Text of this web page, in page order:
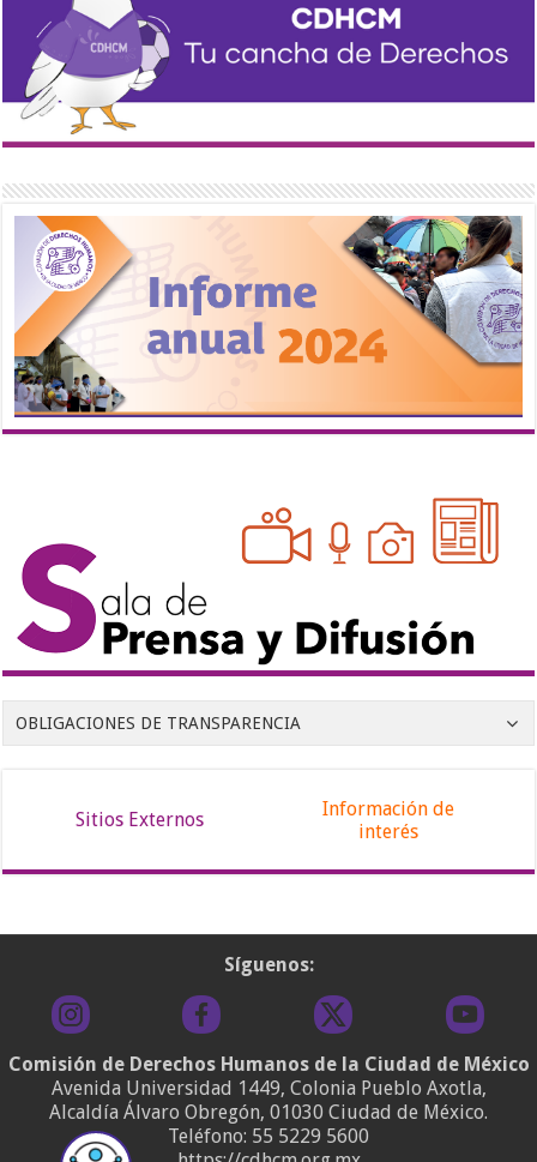
OBLIGACIONES DE TRANSPARENCIA
Sitios Externos
Información de
interés
Síguenos:
Comisión de Derechos Humanos de la Ciudad de México
Avenida Universidad 1449, Colonia Pueblo Axotla,
Alcaldía Álvaro Obregón, 01030 Ciudad de México.
Teléfono: 55 5229 5600